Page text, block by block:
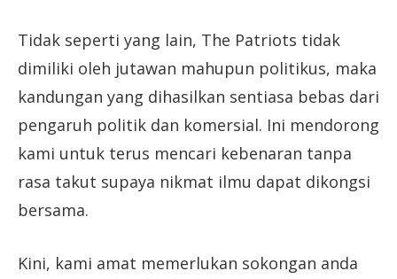
Tidak seperti yang lain, The Patriots tidak
dimiliki oleh jutawan mahupun politikus, maka
kandungan yang dihasilkan sentiasa bebas dari
pengaruh politik dan komersial. Ini mendorong
kami untuk terus mencari kebenaran tanpa
rasa takut supaya nikmat ilmu dapat dikongsi
bersama.
Kini, kami amat memerlukan sokongan anda